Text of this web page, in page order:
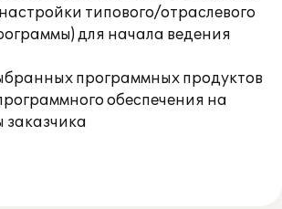
типового/отраслевого
для начала ведения
программных продуктов
обеспечения на